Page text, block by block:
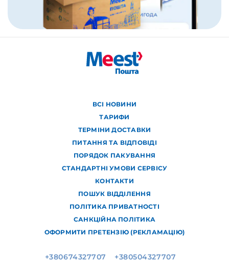
ВСІ НОВИНИ
ТАРИФИ
ТЕРМІНИ ДОСТАВКИ
ПИТАННЯ ТА ВІДПОВІДІ
ПОРЯДОК ПАКУВАННЯ
СТАНДАРТНІ УМОВИ СЕРВІСУ
КОНТАКТИ
ПОШУК ВІДДІЛЕННЯ
ПОЛІТИКА ПРИВАТНОСТІ
САНКЦІЙНА ПОЛІТИКА
ОФОРМИТИ ПРЕТЕНЗІЮ (РЕКЛАМАЦІЮ)
+380674327707
+380504327707